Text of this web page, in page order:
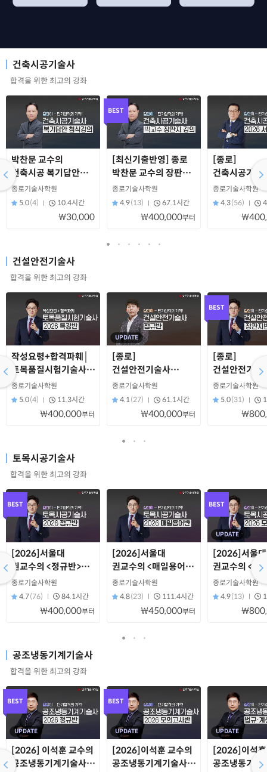
건축시공기술사
합격을 위한 최고의 강좌
박찬문 교수의
건축시공 복기답안
첨삭강의
종로기술사학원
5.0(4) 10.4시간
₩30,000
BEST
[최신기출반영] 종로
박찬문 교수의 장판지
강의
종로기술사학원
4.9(13) 67.1시간
₩400,000부터
[종로]
건축시공기술
서술반(2026)
종로기술사학원
4.3(56)
건설안전기술사
합격을 위한 최고의 강좌
작성요령+합격파훼│
토목품질시험기술사
특강반(2026)
종로기술사학원
5.0(4) 11.3시간
₩400,000부터
UPDATE
[종로]
건설안전기술사
정규반
종로기술사학원
4.1(27) 61.1시간
₩400,000부터
BEST
[종로]
건설안전기술
장판지반
종로기술사학원
5.0(31)
토목시공기술사
합격을 위한 최고의 강좌
BEST
[2026]서울대
권교수의 <정규반>
토목시공기술사
종로기술사학원
4.7(76) 84.1시간
₩400,000부터
[2026]서울대
권교수의 <매일용어반
> 토목시공기술사
종로기술사학원
4.8(23) 111.4시간
₩450,000부터
BEST
UPDATE
[2026]서울대
권교수의 <모
토목시공기술
종로기술사학원
4.9(13)
공조냉동기계기술사
합격을 위한 최고의 강좌
BEST
UPDATE
[2026] 이석훈 교수의
공조냉동기계기술사
BEST
UPDATE
[2026]이석훈 교수의
공조냉동기계기술사
UPDATE
[2026]이석훈
공조냉동기계